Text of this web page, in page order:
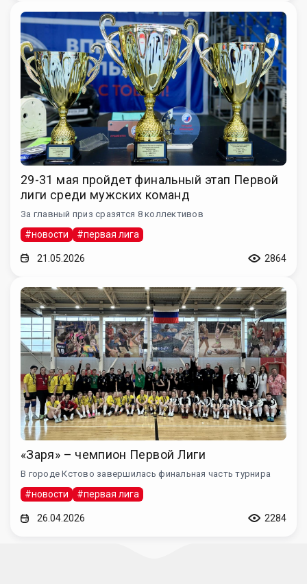
29-31 мая пройдет финальный этап Первой
лиги среди мужских команд
За главный приз сразятся 8 коллективов
#новости #первая лига
21.05.2026 2864
«Заря» – чемпион Первой Лиги
В городе Кстово завершилась финальная часть турнира
#новости #первая лига
26.04.2026 2284